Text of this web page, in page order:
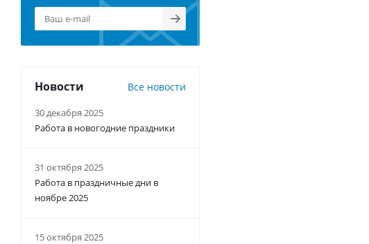
Новости Все новости
30 декабря 2025
Работа в новогодние праздники
31 октября 2025
Работа в праздничные дни в
ноябре 2025
15 октября 2025